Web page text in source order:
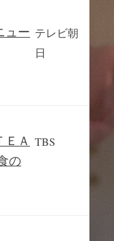
ュー テレビ朝
日
ＥＡ
の
TBS